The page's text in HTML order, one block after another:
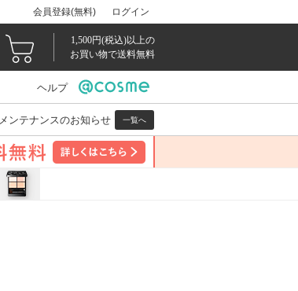
会員登録(無料) ログイン
1,500円(税込)以上の
お買い物で送料無料
ヘルプ
メンテナンスのお知らせ 一覧へ